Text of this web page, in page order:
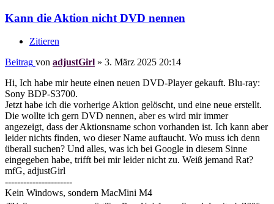
Kann die Aktion nicht DVD nennen
Zitieren
Beitrag von adjustGirl » 3. März 2025 20:14
Hi, Ich habe mir heute einen neuen DVD-Player gekauft. Blu-ray:
Sony BDP-S3700.
Jetzt habe ich die vorherige Aktion gelöscht, und eine neue erstellt.
Die wollte ich gern DVD nennen, aber es wird mir immer
angezeigt, dass der Aktionsname schon vorhanden ist. Ich kann aber
leider nichts finden, wo dieser Name auftaucht. Wo muss ich denn
überall suchen? Und alles, was ich bei Google in diesem Sinne
eingegeben habe, trifft bei mir leider nicht zu. Weiß jemand Rat?
mfG, adjustGirl
----------------------
Kein Windows, sondern MacMini M4